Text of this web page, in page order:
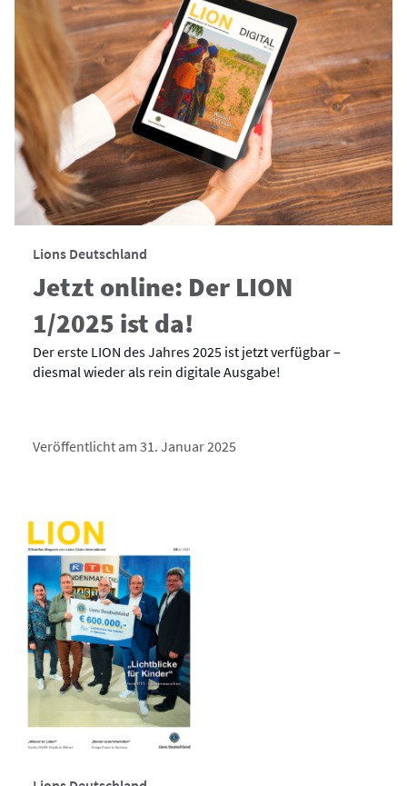
Lions Deutschland
Jetzt online: Der LION
1/2025 ist da!
Der erste LION des Jahres 2025 ist jetzt verfügbar –
diesmal wieder als rein digitale Ausgabe!
Veröffentlicht am 31. Januar 2025